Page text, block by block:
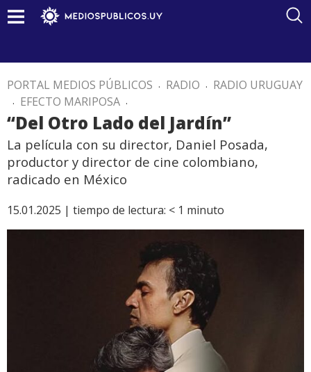
PORTAL MEDIOS PÚBLICOS . RADIO . RADIO URUGUAY
. EFECTO MARIPOSA .
“Del Otro Lado del Jardín”
La película con su director, Daniel Posada,
productor y director de cine colombiano,
radicado en México
15.01.2025 | tiempo de lectura: < 1 minuto